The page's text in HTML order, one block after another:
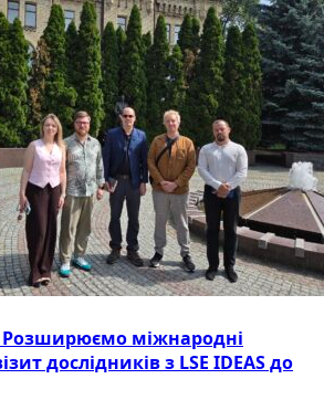
Розширюємо міжнародні
дослідників з LSE IDEAS до